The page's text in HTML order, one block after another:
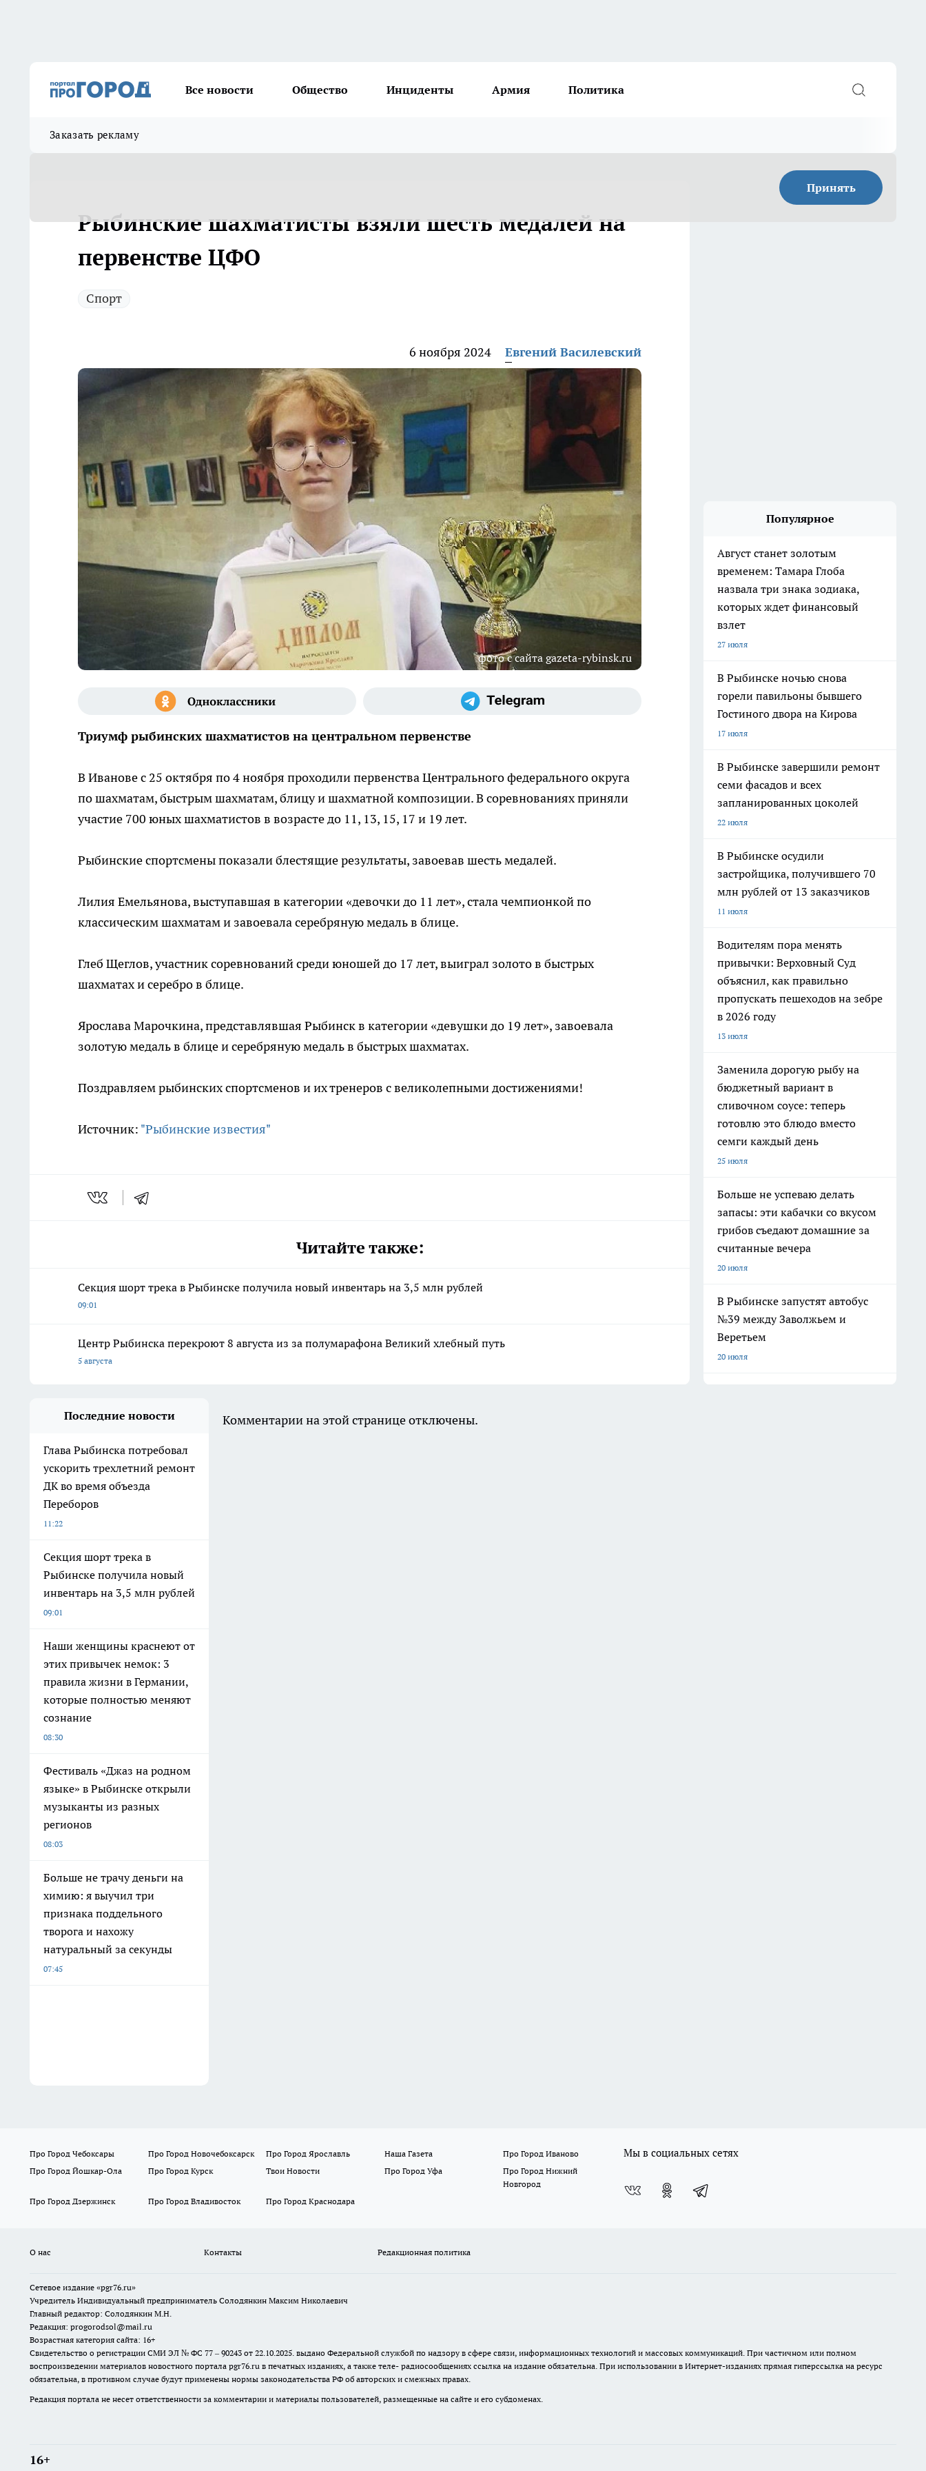
Все новости Общество Инциденты Армия Политика
Заказать рекламу
Принять
Рыбинские шахматисты взяли шесть медалей на
первенстве ЦФО
Спорт
6 ноября 2024 Евгений Василевский
фото с сайта gazeta-rybinsk.ru
Триумф рыбинских шахматистов на центральном первенстве
В Иванове с 25 октября по 4 ноября проходили первенства Центрального федерального округа
по шахматам, быстрым шахматам, блицу и шахматной композиции. В соревнованиях приняли
участие 700 юных шахматистов в возрасте до 11, 13, 15, 17 и 19 лет.
Рыбинские спортсмены показали блестящие результаты, завоевав шесть медалей.
Лилия Емельянова, выступавшая в категории «девочки до 11 лет», стала чемпионкой по
классическим шахматам и завоевала серебряную медаль в блице.
Глеб Щеглов, участник соревнований среди юношей до 17 лет, выиграл золото в быстрых
шахматах и серебро в блице.
Ярослава Марочкина, представлявшая Рыбинск в категории «девушки до 19 лет», завоевала
золотую медаль в блице и серебряную медаль в быстрых шахматах.
Поздравляем рыбинских спортсменов и их тренеров с великолепными достижениями!
Источник: "Рыбинские известия"
Читайте также:
Секция шорт трека в Рыбинске получила новый инвентарь на 3,5 млн рублей
09:01
Центр Рыбинска перекроют 8 августа из за полумарафона Великий хлебный путь
5 августа
Популярное
Август станет золотым
временем: Тамара Глоба
назвала три знака зодиака,
которых ждет финансовый
взлет
27 июля
В Рыбинске ночью снова
горели павильоны бывшего
Гостиного двора на Кирова
17 июля
В Рыбинске завершили ремонт
семи фасадов и всех
запланированных цоколей
22 июля
В Рыбинске осудили
застройщика, получившего 70
млн рублей от 13 заказчиков
11 июля
Водителям пора менять
привычки: Верховный Суд
объяснил, как правильно
пропускать пешеходов на зебре
в 2026 году
13 июля
Заменила дорогую рыбу на
бюджетный вариант в
сливочном соусе: теперь
готовлю это блюдо вместо
семги каждый день
25 июля
Больше не успеваю делать
запасы: эти кабачки со вкусом
грибов съедают домашние за
считанные вечера
20 июля
В Рыбинске запустят автобус
№39 между Заволжьем и
Веретьем
20 июля
Последние новости
Глава Рыбинска потребовал
ускорить трехлетний ремонт
ДК во время объезда
Переборов
11:22
Секция шорт трека в
Рыбинске получила новый
инвентарь на 3,5 млн рублей
09:01
Наши женщины краснеют от
этих привычек немок: 3
правила жизни в Германии,
которые полностью меняют
сознание
08:30
Фестиваль «Джаз на родном
языке» в Рыбинске открыли
музыканты из разных
регионов
08:03
Больше не трачу деньги на
химию: я выучил три
признака поддельного
творога и нахожу
натуральный за секунды
07:45
Комментарии на этой странице отключены.
Про Город Чебоксары Про Город Новочебоксарск Про Город Ярославль Наша Газета
Про Город Иваново
Про Город Йошкар-Ола
Про Город Курск Твои Новости Про Город Уфа
Про Город Нижний
Новгород
Про Город Дзержинск
Про Город Владивосток Про Город Краснодара
Мы в социальных сетях
О нас Контакты Редакционная политика
Сетевое издание «pgr76.ru»
Учредитель Индивидуальный предприниматель Солодянкин Максим Николаевич
Главный редактор: Солодянкин М.Н.
Редакция: progorodsol@mail.ru
Возрастная категория сайта: 16+
Свидетельство о регистрации СМИ ЭЛ № ФС 77 – 90243 от 22.10.2025. выдано Федеральной службой по надзору в сфере связи, информационных технологий и массовых коммуникаций. При частичном или полном
воспроизведении материалов новостного портала pgr76.ru в печатных изданиях, а также теле- радиосообщениях ссылка на издание обязательна. При использовании в Интернет-изданиях прямая гиперссылка на ресурс
обязательна, в противном случае будут применены нормы законодательства РФ об авторских и смежных правах.
Редакция портала не несет ответственности за комментарии и материалы пользователей, размещенные на сайте и его субдоменах.
16+